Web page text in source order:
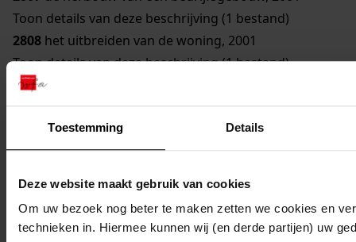
Toestemming Details
Deze website maakt gebruik van cookies
Om uw bezoek nog beter te maken zetten we cookies en
technieken in. Hiermee kunnen wij (en derde partijen) uw
Toon details van deze beschrijving (1 bestand)
2808 het uitbreiden van de woning, 2001
Toon details van deze beschrijving (1 bestand)
2809de verbouw van het kantoor en uitgiftepunt,
2000-2001
Toon details van deze beschrijving (1 bestand)
2810het bouwen van een paardenbak en een
Toon details van deze beschrijving (1 bestand)
2811 het uitbreiden van de woning en berging, 2001